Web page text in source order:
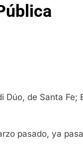
de Santa Fe;
pasado, ya